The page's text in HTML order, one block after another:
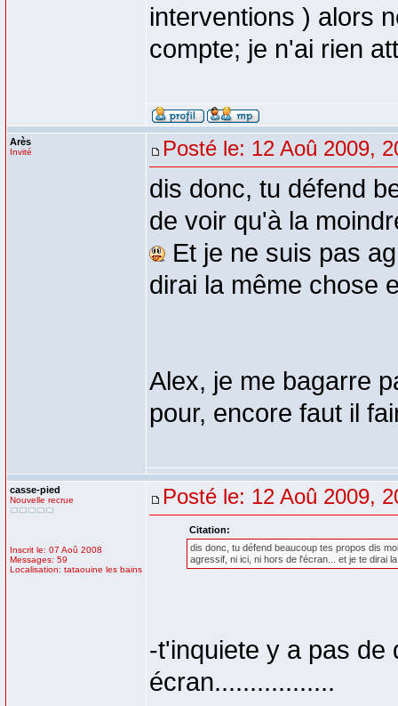
interventions ) alors
compte; je n'ai rien
Arès
Invité Posté le: 12 Aoû 2009,
dis donc, tu défend
de voir qu'à la
Et je ne suis pas
dirai la même chose
Alex, je me bagarre
pour, encore faut il
casse-pied
Nouvelle recrue
Inscrit le: 07 Aoû 2008
Messages: 59
Localisation: tataouine les bains
Posté le: 12 Aoû 2009,
Citation:
dis donc, tu défend beaucoup tes propos dis
agressif, ni ici, ni hors de l'écran... et je te dirai
-t'inquiete y a pas de
écran.................